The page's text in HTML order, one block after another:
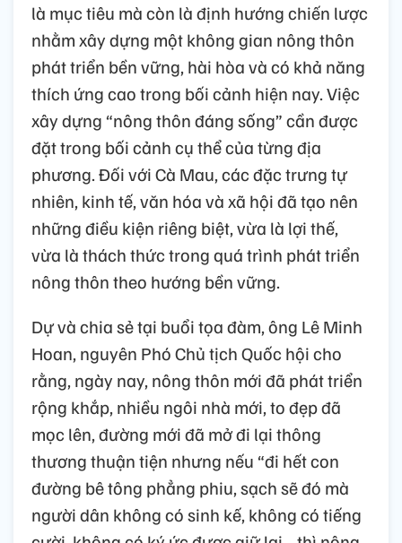
là mục tiêu mà còn là định hướng chiến lược
nhằm xây dựng một không gian nông thôn
phát triển bền vững, hài hòa và có khả năng
thích ứng cao trong bối cảnh hiện nay. Việc
xây dựng “nông thôn đáng sống” cần được
đặt trong bối cảnh cụ thể của từng địa
phương. Đối với Cà Mau, các đặc trưng tự
nhiên, kinh tế, văn hóa và xã hội đã tạo nên
những điều kiện riêng biệt, vừa là lợi thế,
vừa là thách thức trong quá trình phát triển
nông thôn theo hướng bền vững.
Dự và chia sẻ tại buổi tọa đàm, ông Lê Minh
Hoan, nguyên Phó Chủ tịch Quốc hội cho
rằng, ngày nay, nông thôn mới đã phát triển
rộng khắp, nhiều ngôi nhà mới, to đẹp đã
mọc lên, đường mới đã mở đi lại thông
thương thuận tiện nhưng nếu “đi hết con
đường bê tông phẳng phiu, sạch sẽ đó mà
người dân không có sinh kế, không có tiếng